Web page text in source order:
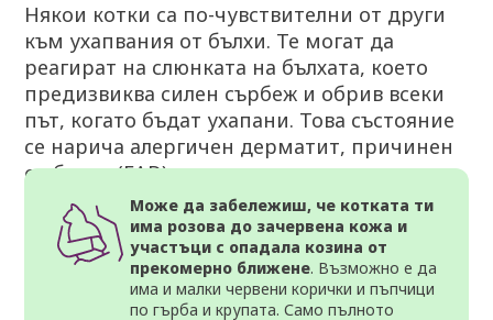
Някои котки са по-чувствителни от други
към ухапвания от бълхи. Те могат да
реагират на слюнката на бълхата, което
предизвиква силен сърбеж и обрив всеки
път, когато бъдат ухапани. Това състояние
се нарича алергичен дерматит, причинен
от бълхи (FAD), или свръхчувствителност
към ухапвания от бълхи.
Може да забележиш, че котката ти
има розова до зачервена кожа и
участъци с опадала козина от
прекомерно ближене. Възможно е да
има и малки червени корички и пъпчици
по гърба и крупата. Само пълното